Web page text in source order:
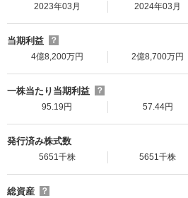
2023年03月 2024年03月
当期利益
？
4億8,200万円
2億8,700万円
一株当たり当期利益
？
95.19円
57.44円
発行済み株式数
5651千株 5651千株
総資産
？